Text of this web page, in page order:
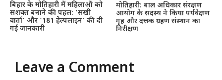
बिहार के मोतिहारी में महिलाओं को
सशक्त बनाने की पहल: ‘सखी
वार्ता’ और ‘181 हेल्पलाइन’ की दी
गई जानकारी
मोतिहारी: बाल अधिकार संरक्षण
आयोग के सदस्य ने किया पर्यवेक्षण
गृह और दत्तक ग्रहण संस्थान का
निरीक्षण
Leave a Comment